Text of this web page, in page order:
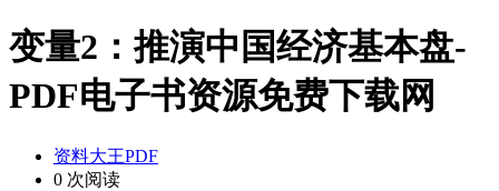
变量2：推演中国经济基本盘-
PDF电子书资源免费下载网
资料大王PDF
0 次阅读